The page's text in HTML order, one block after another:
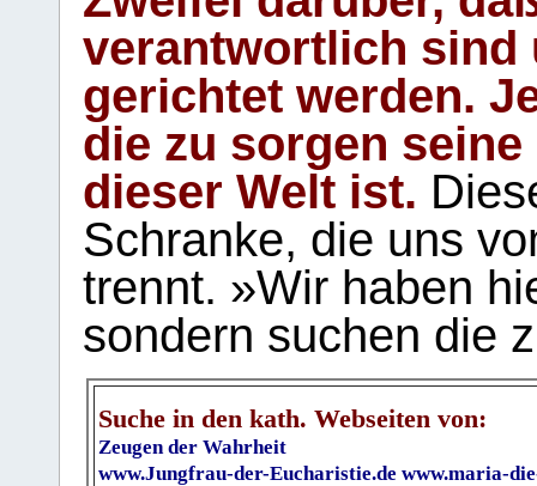
verantwortlich sind
gerichtet werden.
die zu sorgen
dieser Welt ist.
Schranke, die uns
trennt. »Wir haben
sondern suchen die
Suche in den kath. Webseiten von:
Zeugen der Wahrheit
www.Jungfrau-der-Eucharistie.de www.maria-